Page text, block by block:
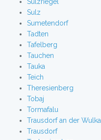
Sulz
Sumetendorf
Tadten
Tafelberg
Tauchen
Tauka
Teich
Theresienberg
Tobaj
Tormafalu
Trausdorf an der Wulka
Trausdorf